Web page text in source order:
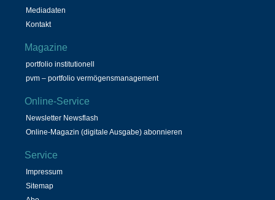
Mediadaten
Kontakt
Magazine
portfolio institutionell
pvm – portfolio vermögensmanagement
Online-Service
Newsletter Newsflash
Online-Magazin (digitale Ausgabe) abonnieren
Service
Impressum
Sitemap